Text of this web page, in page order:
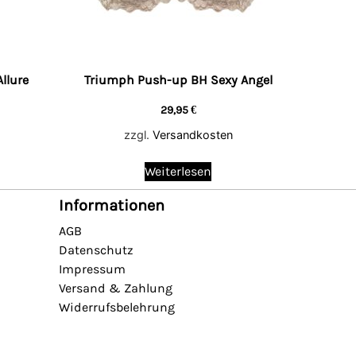
Triumph Push-up BH Sexy Angel
29,95€
zzgl. Versandkosten
Weiterlesen
Informationen
AGB
Datenschutz
Impressum
Versand & Zahlung
Widerrufsbelehrung